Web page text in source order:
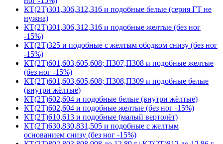
КТ(2Т)301,306,312,316 и подобные белые (серия ГТ не
нужна)
КТ(2Т)301,306,312,316 и подобные желтые (без ног
-15%)
КТ(2Т)325 и подобные с желтым ободком снизу (без ног
-15%)
КТ(2Т)601,603,605,608; П307,П308 и подобные желтые
(без ног -15%)
КТ(2Т)601,603,605,608; П308,П309 и подобные белые
(внутри жёлтые)
КТ(2Т)602,604 и подобные белые (внутри жёлтые)
КТ(2Т)602,604 и подобные желтые (без ног -15%)
КТ(2Т)610,613 и подобные (малый вертолёт)
КТ(2Т)630,830,831,505 и подобные с желтым
основанием снизу (без ног -15%)